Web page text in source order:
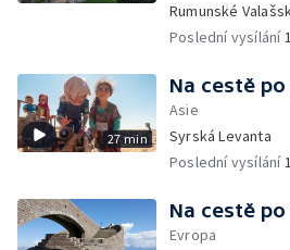
Rumunské
Poslední vysílání
27 min
Na cestě
Asie
Syrská Levanta
Poslední vysílání
Na cestě
Evropa